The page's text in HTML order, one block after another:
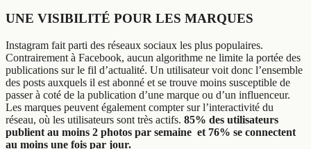
UNE VISIBILITÉ POUR LES MARQUES
Instagram fait parti des réseaux sociaux les plus populaires.
Contrairement à Facebook, aucun algorithme ne limite la portée des
publications sur le fil d’actualité. Un utilisateur voit donc l’ensemble
des posts auxquels il est abonné et se trouve moins susceptible de
passer à coté de la publication d’une marque ou d’un influenceur.
Les marques peuvent également compter sur l’interactivité du
réseau, où les utilisateurs sont très actifs. 85% des utilisateurs
publient au moins 2 photos par semaine et 76% se connectent
au moins une fois par jour.